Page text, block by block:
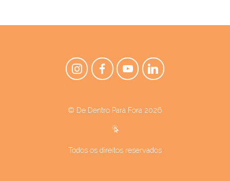
© De Dentro Para Fora 2026
Todos os direitos reservados